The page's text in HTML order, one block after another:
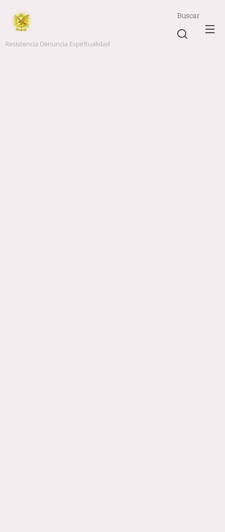
Resistencia Denuncia Espiritualidad
Buscar